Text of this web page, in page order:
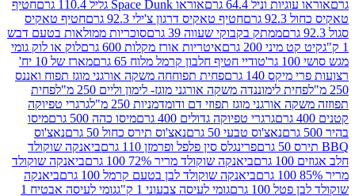
וניל 64.4 גרם
אוראו Space Dunk גליל 110.4 גרם
חטיף
חטיף טאקיס דרגון צ'ילי 92.3 גרם
חטיף טאקיס
ממתק בקבוקי שעווה 39 גרם
סוכריות ממולאות בטעם דבש
200 גרם
איטריות אורז מקלות 600 גרם
לוק או לוק גומי
טודיי חטיף חלבון קרמל מלוח 65 גרם
מארז של 10 יח'
140 גרם
פחית תפוחחה משקה אורגני מוגז תפוח ואננס
לימוננדה משקה אורגני מוגז- לימון וליים 250 מ"ל
פחית
מוגז תפוזי דם ודומדמניות 250 מ"ל
גרגרי טפיוקה
גרגרי טפיוקה גדולים 400 גרם
מיסו כהה 500 גרם
מיסו
נאצ'וס טבעי 50 גרם
נאצ'וס תירס כחול 50 גרם
נאצ'וס
פרינגלס סין פלפל ופרמזן 110 גרם
ביאנקה שוקולד
ביאנקה שוקולד מריר 72% 100 גרם
ביאנקה שוקולד
ביאנקה שוקולד לבן בטעם קרמל 100 גרם
ביאנקה
גרם
גומי לעיסה צבעוני 1 ק"ג גומי לעיסה אבטיח 1